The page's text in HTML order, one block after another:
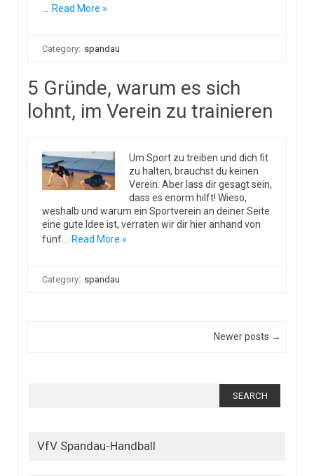
Read More »
Category: spandau
5 Gründe, warum es sich
lohnt, im Verein zu trainieren
Um Sport zu treiben und dich fit
zu halten, brauchst du keinen
Verein. Aber lass dir gesagt sein,
dass es enorm hilft! Wieso,
weshalb und warum ein Sportverein an deiner Seite
eine gute Idee ist, verraten wir dir hier anhand von
fünf…
Read More »
Category: spandau
Newer posts →
VfV Spandau-Handball